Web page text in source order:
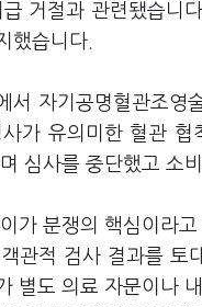
거절과 관련됐습니
했습니다.
서 자기공명혈관조
가 유의미한 혈관
심사를 중단했고 소
가 분쟁의 핵심이라
관적 검사 결과를
별도 의료 자문이나